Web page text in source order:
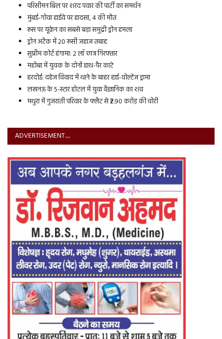
परिसीमन बिल पर शरद पवार की पार्टी का समर्थन
मुंबई-गोवा हाईवे पर हादसा, 4 की मौत
रूस पर यूक्रेन का सबसे बड़ा समुद्री ड्रोन हमला
ड्रोन अटैक में 20 रूसी जहाज तबाह
सुप्रीम कोर्ट हंगामा: 2 लॉ छात्र गिरफ्तार
महोबा में युवक के दोनों हाथ-पैर काटे
हरदोई: दहेज विवाद में थाने के बाहर हाई-वोल्टेज ड्रामा
लखनऊ के 5-स्टार होटल में युवा वैज्ञानिक का शव
मथुरा में गुजराती परिवार के फ्लैट से ₹2.90 करोड़ की चोरी
ADVERTISEMENT.....